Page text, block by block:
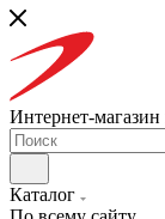
Интернет-магазин
Каталог